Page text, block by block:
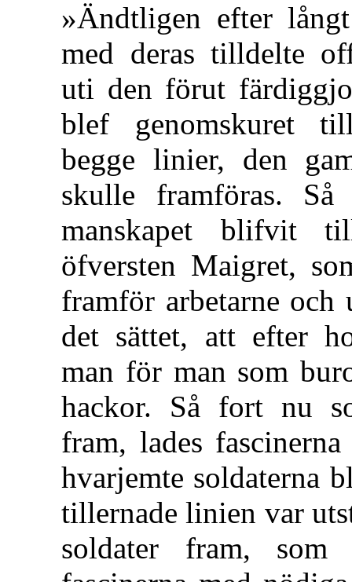
»Ändtligen efter
med deras tilldelte
uti den förut
blef genomskuret
begge linier, den
skulle framföras.
manskapet blifvit
öfversten Maigret,
framför arbetarne och
det sättet, att efter
man för man som
hackor. Så fort nu
fram, lades
hvarjemte soldaterna
tillernade linien var
soldater fram,